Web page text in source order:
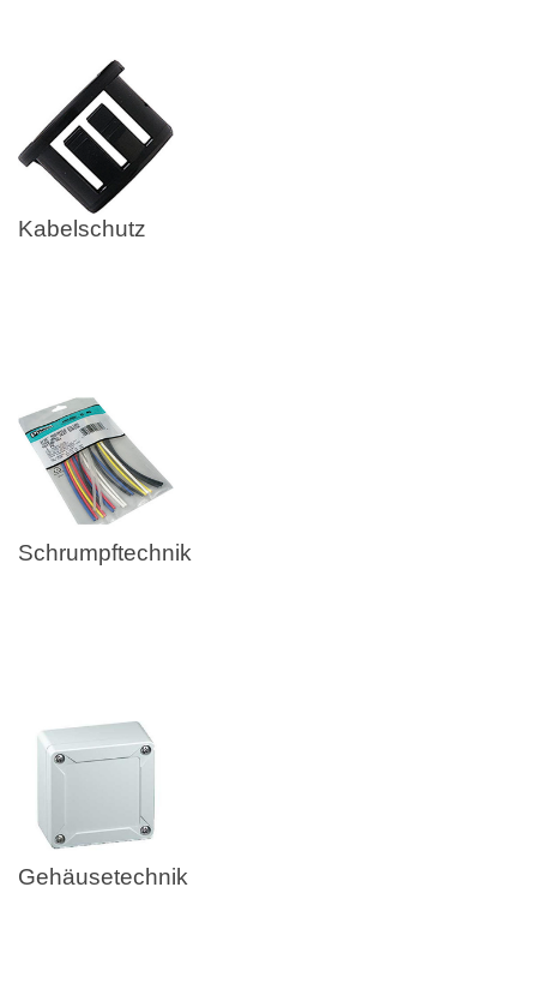
Kabelschutz
Schrumpftechnik
Gehäusetechnik